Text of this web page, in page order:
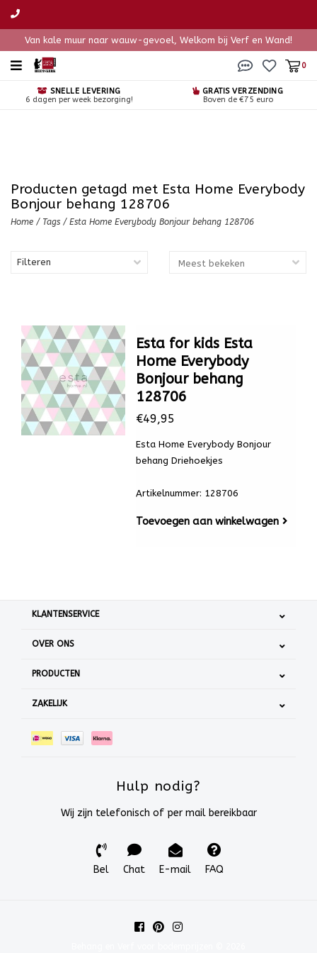
Van kale muur naar wauw-gevoel, Welkom bij Verf en Wand!
0
SNELLE LEVERING
6 dagen per week bezorging!
GRATIS VERZENDING
Boven de €75 euro
Producten getagd met Esta Home Everybody
Bonjour behang 128706
Home / Tags / Esta Home Everybody Bonjour behang 128706
Filteren
Esta for kids Esta
Home Everybody
Bonjour behang
128706
€49,95
Esta Home Everybody Bonjour
behang Driehoekjes
Artikelnummer: 128706
Toevoegen aan winkelwagen
KLANTENSERVICE
OVER ONS
PRODUCTEN
ZAKELIJK
Hulp nodig?
Wij zijn telefonisch of per mail bereikbaar
Bel Chat E-mail FAQ